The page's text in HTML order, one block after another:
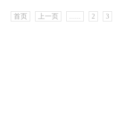
首页 上一页 ...... 2 3